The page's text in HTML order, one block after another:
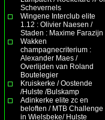
Schevernels
Wingene Interclub elite
1.12 : Olivier Naesen /
Staden : Maxime Farazijn
Wakken
champagnecriterium :
Alexander Maes /
Overlijden van Roland
Boutelegier
Kruiskerke / Oostende
/Hulste /Bulskamp
Adinkerke elite zc en
beloften / MTB Challenge
in Wielsbeke/ Hulste